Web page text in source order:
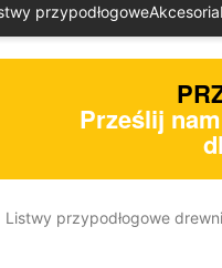
przypodłogoweAkcesoria
Prześlij
Listwy przypodłogowe